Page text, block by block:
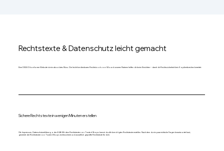
Rechtstexte & Datenschutz leicht gemacht
Eine DSGVO-konforme Website ist ein absolutes Muss. Die leicht bedienbaren Rechtstools von Wix und unseren Partnern helfen dir beim Einrichten – damit dir Rechtssicherheit kein Kopfzerbrechen bereitet.
Sichere Rechtstexte in wenigen Minuten erstellen
Ob Impressum, Datenschutzerklärung oder AGB: Mit dem Rechtstexter von Trusted Shops kannst du alle benötigten Rechtstexte erstellen. Nachdem du ein paar einfache Fragen beantwortet hast,
generiert der Rechtstexter von Trusted Shops rechtssichere und anwaltlich geprüfte Rechtstexte für dich.